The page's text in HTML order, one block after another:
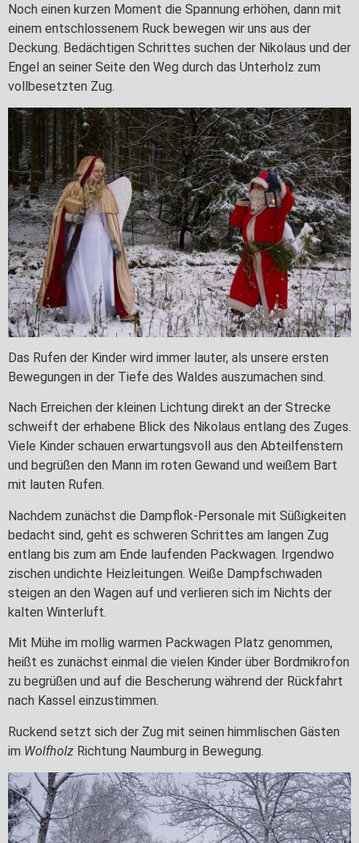
Noch einen kurzen Moment die Spannung erhöhen, dann mit
einem entschlossenem Ruck bewegen wir uns aus der
Deckung. Bedächtigen Schrittes suchen der Nikolaus und der
Engel an seiner Seite den Weg durch das Unterholz zum
vollbesetzten Zug.
Das Rufen der Kinder wird immer lauter, als unsere ersten
Bewegungen in der Tiefe des Waldes auszumachen sind.
Nach Erreichen der kleinen Lichtung direkt an der Strecke
schweift der erhabene Blick des Nikolaus entlang des Zuges.
Viele Kinder schauen erwartungsvoll aus den Abteilfenstern
und begrüßen den Mann im roten Gewand und weißem Bart
mit lauten Rufen.
Nachdem zunächst die Dampflok-Personale mit Süßigkeiten
bedacht sind, geht es schweren Schrittes am langen Zug
entlang bis zum am Ende laufenden Packwagen. Irgendwo
zischen undichte Heizleitungen. Weiße Dampfschwaden
steigen an den Wagen auf und verlieren sich im Nichts der
kalten Winterluft.
Mit Mühe im mollig warmen Packwagen Platz genommen,
heißt es zunächst einmal die vielen Kinder über Bordmikrofon
zu begrüßen und auf die Bescherung während der Rückfahrt
nach Kassel einzustimmen.
Ruckend setzt sich der Zug mit seinen himmlischen Gästen
im Wolfholz Richtung Naumburg in Bewegung.